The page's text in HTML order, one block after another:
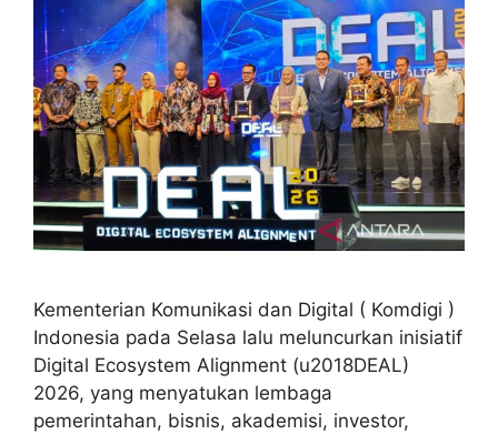
Kementerian Komunikasi dan Digital ( Komdigi )
Indonesia pada Selasa lalu meluncurkan inisiatif
Digital Ecosystem Alignment (u2018DEAL)
2026, yang menyatukan lembaga
pemerintahan, bisnis, akademisi, investor,